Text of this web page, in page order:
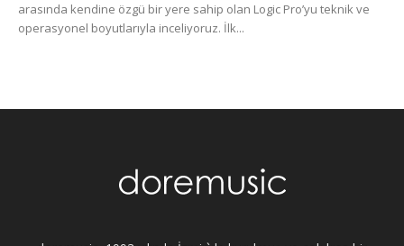
arasında kendine özgü bir yere sahip olan Logic Pro’yu teknik ve
operasyonel boyutlarıyla inceliyoruz. İlk...